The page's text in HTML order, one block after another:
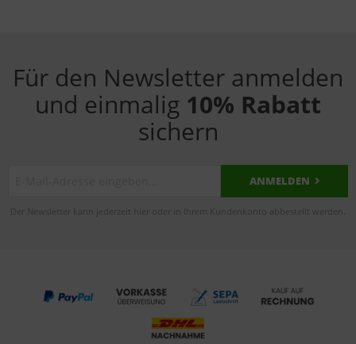
Für den Newsletter anmelden
und einmalig 10% Rabatt
sichern
ANMELDEN
Der Newsletter kann jederzeit hier oder in Ihrem Kundenkonto abbestellt werden.